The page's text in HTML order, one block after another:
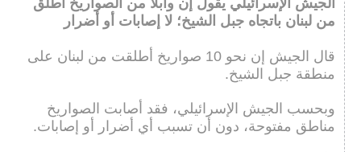
الجيش الإسرائيلي يقول إن وابلا من الصواريخ أطلق
من لبنان باتجاه جبل الشيخ؛ لا إصابات أو أضرار
قال الجيش إن نحو 10 صواريخ أطلقت من لبنان على
منطقة جبل الشيخ.
وبحسب الجيش الإسرائيلي، فقد أصابت الصواريخ
مناطق مفتوحة، دون أن تسبب أي أضرار أو إصابات.